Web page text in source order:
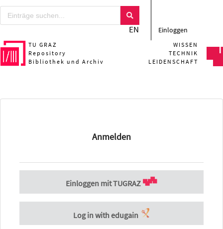
EN Einloggen
TU GRAZ
Repository
Bibliothek und Archiv
WISSEN
TECHNIK
LEIDENSCHAFT
Anmelden
Einloggen mit TUGRAZ
Log in with edugain